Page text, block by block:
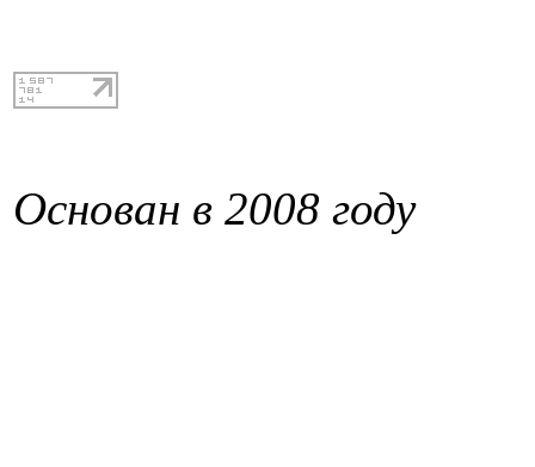
Основан в 2008 году